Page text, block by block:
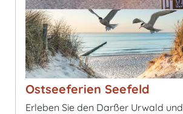
Ostseeferien Seefeld
Erleben Sie den Darßer Urwald